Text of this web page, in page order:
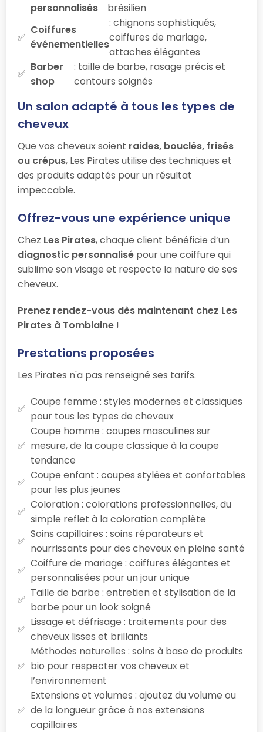
personnalisés
brésilien
Coiffures
événementielles
: chignons sophistiqués,
coiffures de mariage,
attaches élégantes
Barber
shop
: taille de barbe, rasage précis et
contours soignés
Un salon adapté à tous les types de
cheveux
Que vos cheveux soient raides, bouclés, frisés
ou crépus, Les Pirates utilise des techniques et
des produits adaptés pour un résultat
impeccable.
Offrez-vous une expérience unique
Chez Les Pirates, chaque client bénéficie d’un
diagnostic personnalisé pour une coiffure qui
sublime son visage et respecte la nature de ses
cheveux.
Prenez rendez-vous dès maintenant chez Les
Pirates à Tomblaine !
Prestations proposées
Les Pirates n'a pas renseigné ses tarifs.
Coupe femme : styles modernes et classiques
pour tous les types de cheveux
Coupe homme : coupes masculines sur
mesure, de la coupe classique à la coupe
tendance
Coupe enfant : coupes stylées et confortables
pour les plus jeunes
Coloration : colorations professionnelles, du
simple reflet à la coloration complète
Soins capillaires : soins réparateurs et
nourrissants pour des cheveux en pleine santé
Coiffure de mariage : coiffures élégantes et
personnalisées pour un jour unique
Taille de barbe : entretien et stylisation de la
barbe pour un look soigné
Lissage et défrisage : traitements pour des
cheveux lisses et brillants
Méthodes naturelles : soins à base de produits
bio pour respecter vos cheveux et
l’environnement
Extensions et volumes : ajoutez du volume ou
de la longueur grâce à nos extensions
capillaires